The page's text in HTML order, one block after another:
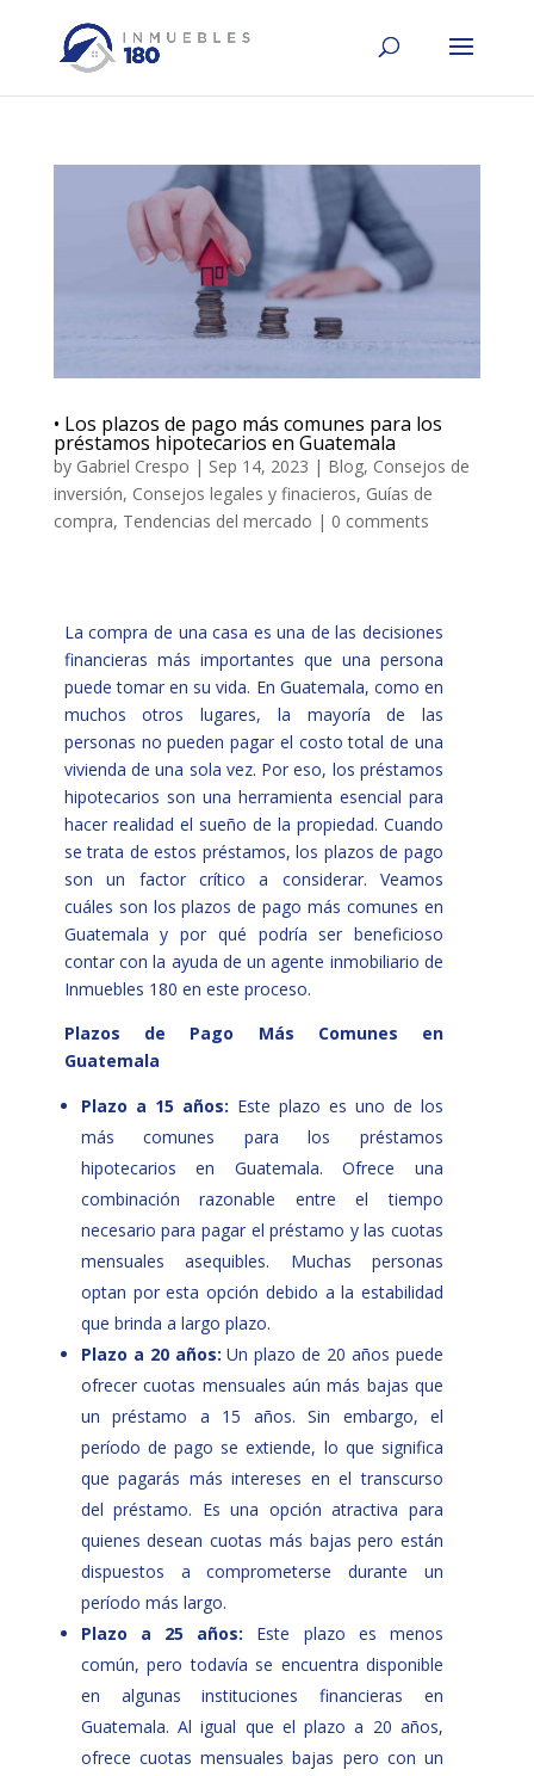
• Los plazos de pago más comunes para los
préstamos hipotecarios en Guatemala
by Gabriel Crespo | Sep 14, 2023 | Blog, Consejos de
inversión, Consejos legales y finacieros, Guías de
compra, Tendencias del mercado | 0 comments
La compra de una casa es una de las decisiones
financieras más importantes que una persona
puede tomar en su vida. En Guatemala, como en
muchos otros lugares, la mayoría de las
personas no pueden pagar el costo total de una
vivienda de una sola vez. Por eso, los préstamos
hipotecarios son una herramienta esencial para
hacer realidad el sueño de la propiedad. Cuando
se trata de estos préstamos, los plazos de pago
son un factor crítico a considerar. Veamos
cuáles son los plazos de pago más comunes en
Guatemala y por qué podría ser beneficioso
contar con la ayuda de un agente inmobiliario de
Inmuebles 180 en este proceso.
Plazos de Pago Más Comunes en
Guatemala
Plazo a 15 años: Este plazo es uno de los
más comunes para los préstamos
hipotecarios en Guatemala. Ofrece una
combinación razonable entre el tiempo
necesario para pagar el préstamo y las cuotas
mensuales asequibles. Muchas personas
optan por esta opción debido a la estabilidad
que brinda a largo plazo.
Plazo a 20 años: Un plazo de 20 años puede
ofrecer cuotas mensuales aún más bajas que
un préstamo a 15 años. Sin embargo, el
período de pago se extiende, lo que significa
que pagarás más intereses en el transcurso
del préstamo. Es una opción atractiva para
quienes desean cuotas más bajas pero están
dispuestos a comprometerse durante un
período más largo.
Plazo a 25 años: Este plazo es menos
común, pero todavía se encuentra disponible
en algunas instituciones financieras en
Guatemala. Al igual que el plazo a 20 años,
ofrece cuotas mensuales bajas pero con un